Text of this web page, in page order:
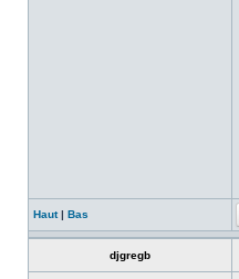
Haut| Bas
djgregb